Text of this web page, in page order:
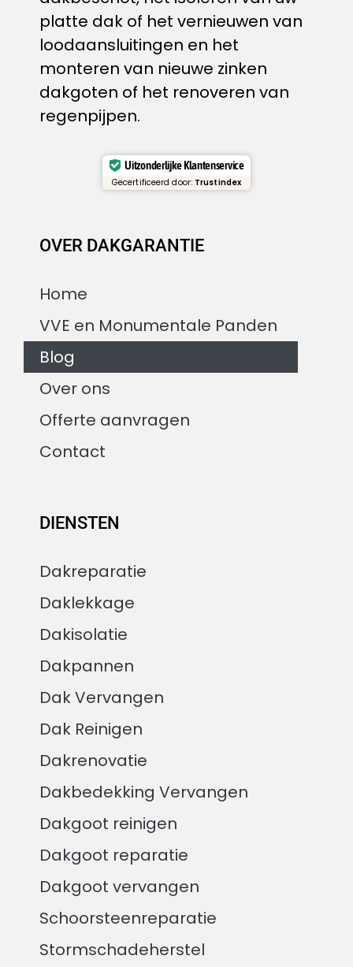
platte dak of het vernieuwen van
loodaansluitingen en het
monteren van nieuwe zinken
dakgoten of het renoveren van
regenpijpen.
Uitzonderlijke Klantenservice
Gecertificeerd door: Trustindex
OVER DAKGARANTIE
Home
VVE en Monumentale Panden
Blog
Over ons
Offerte aanvragen
Contact
DIENSTEN
Dakreparatie
Daklekkage
Dakisolatie
Dakpannen
Dak Vervangen
Dak Reinigen
Dakrenovatie
Dakbedekking Vervangen
Dakgoot reinigen
Dakgoot reparatie
Dakgoot vervangen
Schoorsteenreparatie
Stormschadeherstel